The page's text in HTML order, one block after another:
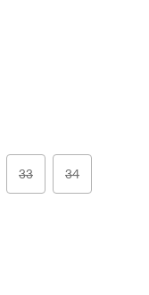
33 34